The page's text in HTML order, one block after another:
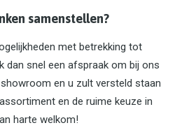
samenstellen?
met betrekking tot
dan snel een afspraak om bij ons
en u zult versteld staan
en de ruime keuze in
harte welkom!